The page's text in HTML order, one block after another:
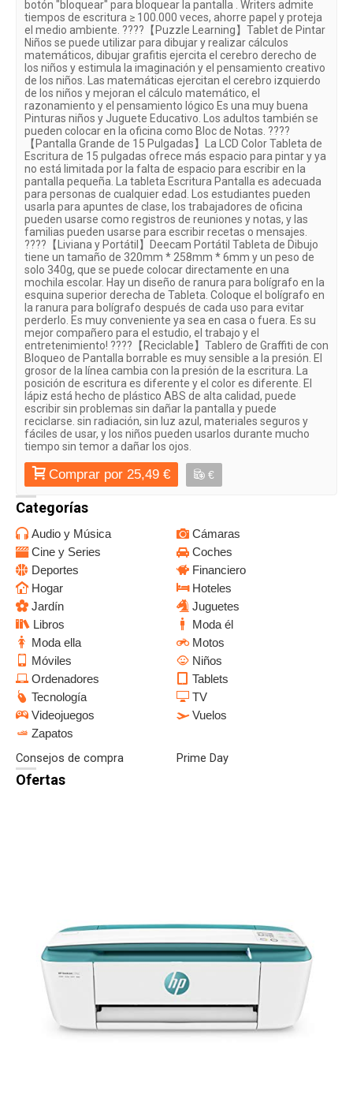
botón "bloquear" para bloquear la pantalla . Writers admite
tiempos de escritura ≥ 100.000 veces, ahorre papel y proteja
el medio ambiente. ????【Puzzle Learning】Tablet de Pintar
Niños se puede utilizar para dibujar y realizar cálculos
matemáticos, dibujar grafitis ejercita el cerebro derecho de
los niños y estimula la imaginación y el pensamiento creativo
de los niños. Las matemáticas ejercitan el cerebro izquierdo
de los niños y mejoran el cálculo matemático, el
razonamiento y el pensamiento lógico Es una muy buena
Pinturas niños y Juguete Educativo. Los adultos también se
pueden colocar en la oficina como Bloc de Notas. ????
【Pantalla Grande de 15 Pulgadas】La LCD Color Tableta de
Escritura de 15 pulgadas ofrece más espacio para pintar y ya
no está limitada por la falta de espacio para escribir en la
pantalla pequeña. La tableta Escritura Pantalla es adecuada
para personas de cualquier edad. Los estudiantes pueden
usarla para apuntes de clase, los trabajadores de oficina
pueden usarse como registros de reuniones y notas, y las
familias pueden usarse para escribir recetas o mensajes.
????【Liviana y Portátil】Deecam Portátil Tableta de Dibujo
tiene un tamaño de 320mm * 258mm * 6mm y un peso de
solo 340g, que se puede colocar directamente en una
mochila escolar. Hay un diseño de ranura para bolígrafo en la
esquina superior derecha de Tableta. Coloque el bolígrafo en
la ranura para bolígrafo después de cada uso para evitar
perderlo. Es muy conveniente ya sea en casa o fuera. Es su
mejor compañero para el estudio, el trabajo y el
entretenimiento! ????【Reciclable】Tablero de Graffiti de con
Bloqueo de Pantalla borrable es muy sensible a la presión. El
grosor de la línea cambia con la presión de la escritura. La
posición de escritura es diferente y el color es diferente. El
lápiz está hecho de plástico ABS de alta calidad, puede
escribir sin problemas sin dañar la pantalla y puede
reciclarse. sin radiación, sin luz azul, materiales seguros y
fáciles de usar, y los niños pueden usarlos durante mucho
tiempo sin temor a dañar los ojos.
Comprar por 25,49 € €
Categorías
Audio y Música
Cámaras
Cine y Series
Coches
Deportes
Financiero
Hogar
Hoteles
Jardín
Juguetes
Libros
Moda él
Moda ella
Motos
Móviles
Niños
Ordenadores
Tablets
Tecnología
TV
Videojuegos
Vuelos
Zapatos
Consejos de compra Prime Day
Ofertas